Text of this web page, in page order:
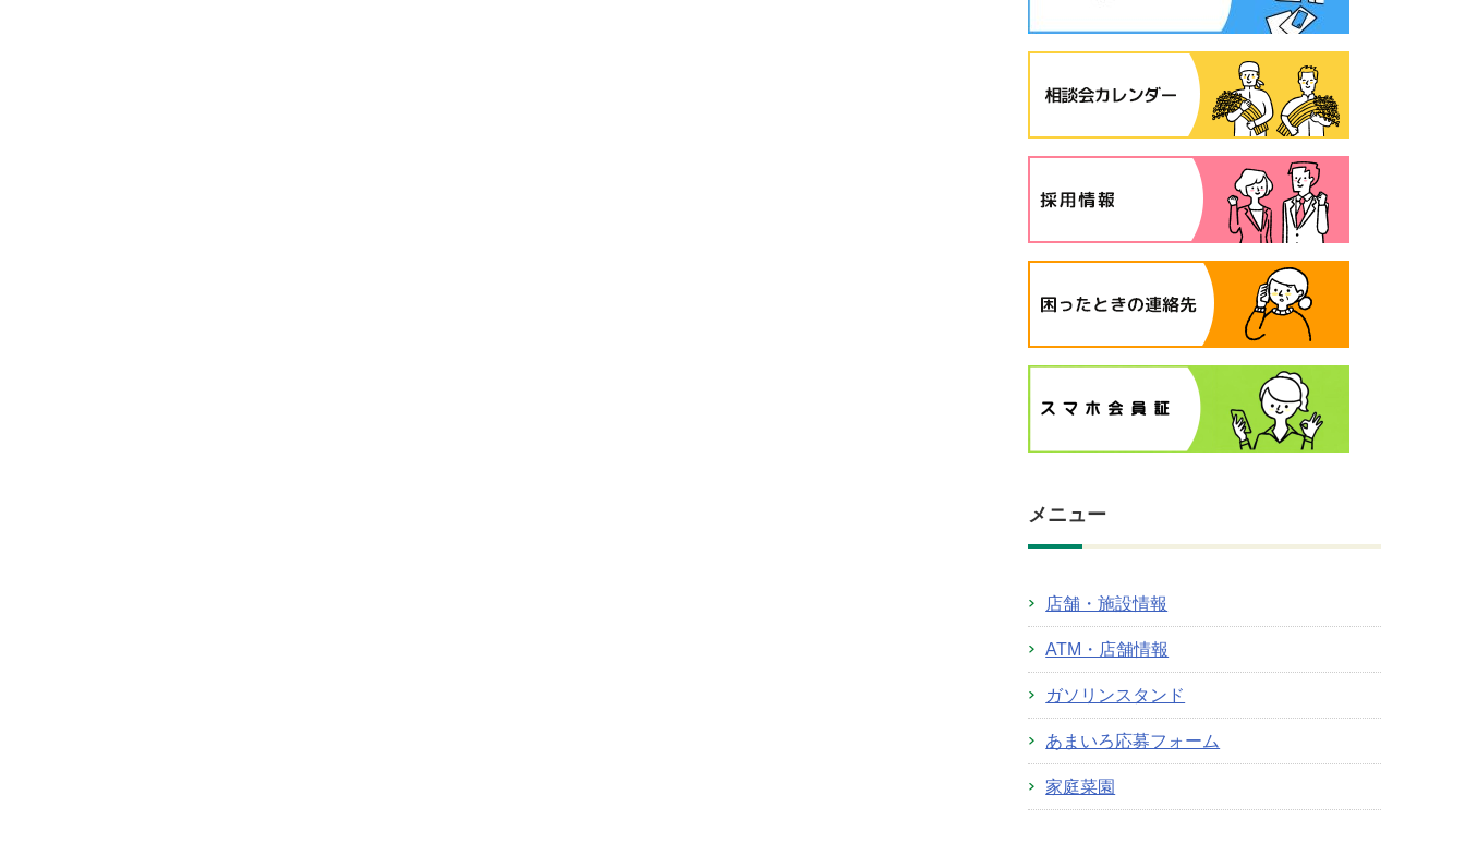
メニュー
店舗・施設情報
ATM・店舗情報
ガソリンスタンド
あまいろ応募フォーム
家庭菜園